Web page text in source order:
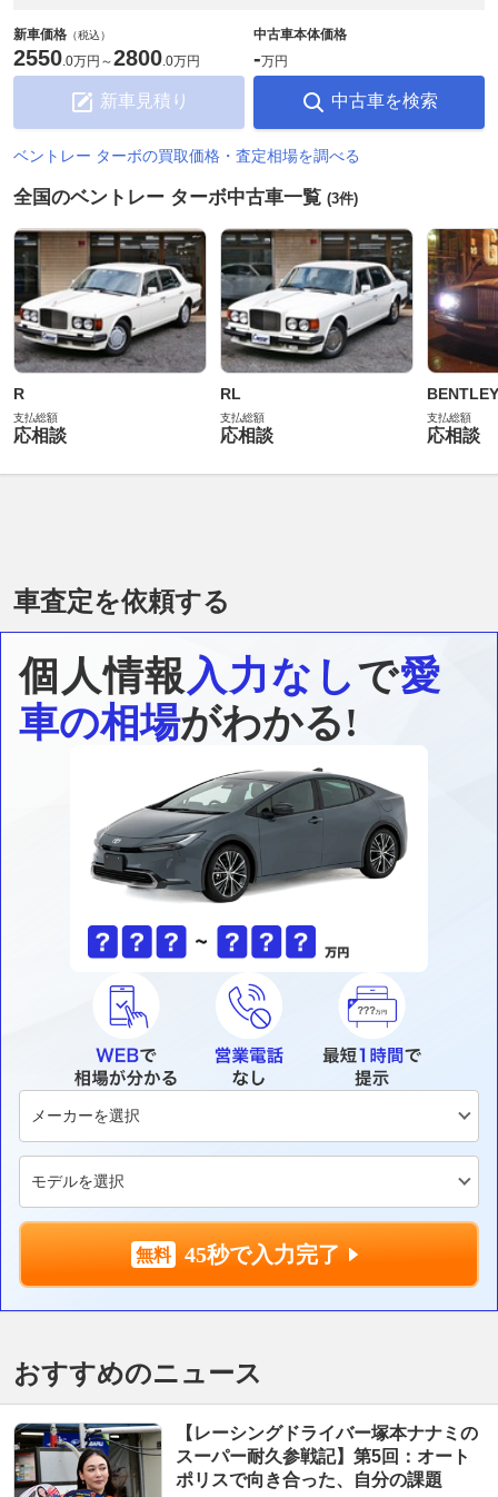
新車価格 （税込）
2550.0万円 ～2800.0万円
新車見積り
中古車本体価格
-万円
中古車を検索
ベントレー ターボの買取価格・査定相場を調べる
全国のベントレー ターボ中古車一覧 (3件)
R
支払総額
応相談
RL
支払総額
応相談
支払総額
応相談
車査定を依頼する
個人情報入力なしで愛
車の相場がわかる!
45秒で入力完了
おすすめのニュース
【レーシングドライバー塚本ナナミの
スーパー耐久参戦記】第5回：オート
ポリスで向き合った、自分の課題